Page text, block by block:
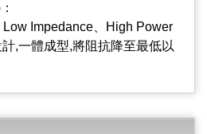
Plus 3 Port Multifunctional
;
Impedance、High Power
,一體成型,將阻抗降至最低以